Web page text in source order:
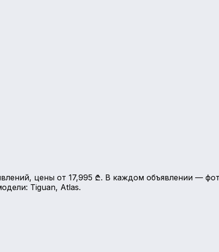
цены от 17,995 ₾. В каждом объявлении —
Tiguan, Atlas.